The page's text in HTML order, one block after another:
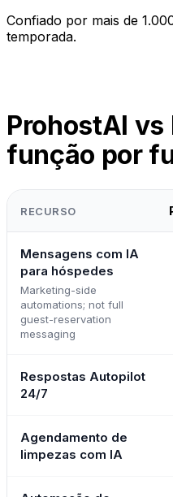
Confiado por mais de
temporada.
ProhostAI vs
função por
RECURSO
Mensagens com IA
para hóspedes
Marketing-side
automations; not full
guest-reservation
messaging
Respostas Autopilot
24/7
Agendamento de
limpezas com IA